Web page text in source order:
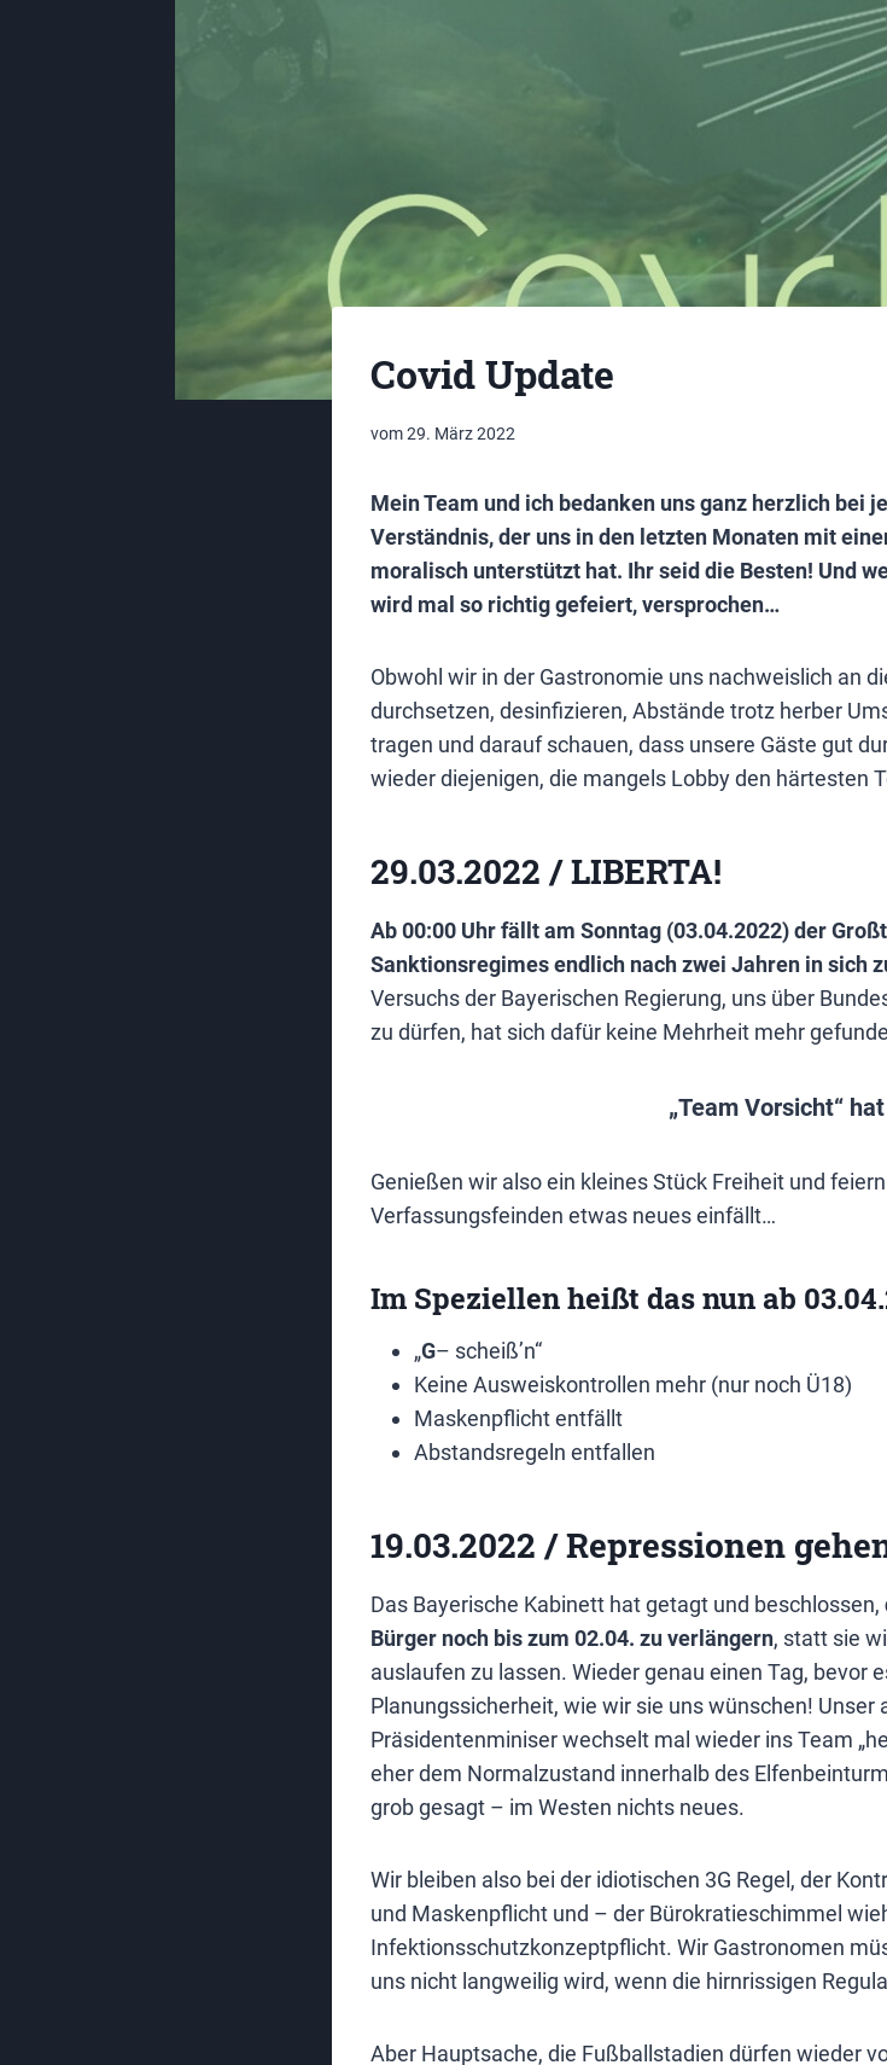
Covid Update
vom29. März 2022
Mein Team und ich bedanken uns ganz herzlich bei
Verständnis, der uns in den letzten Monaten mit
moralisch unterstützt hat. Ihr seid die Besten! Und
wird mal so richtig gefeiert, versprochen…
Obwohl wir in der Gastronomie uns nachweislich an
durchsetzen, desinfizieren, Abstände trotz herber
tragen und darauf schauen, dass unsere Gäste gut
wieder diejenigen, die mangels Lobby den härtesten
29.03.2022 / LIBERTA!
Ab 00:00 Uhr fällt am Sonntag (03.04.2022) der
Sanktionsregimes endlich nach zwei Jahren in sich
Versuchs der Bayerischen Regierung, uns über
zu dürfen, hat sich dafür keine Mehrheit mehr
„Team Vorsicht“
Genießen wir also ein kleines Stück Freiheit und
Verfassungsfeinden etwas neues einfällt…
Im Speziellen heißt das nun ab
„G– scheiß’n“
Keine Ausweiskontrollen mehr (nur noch Ü18)
Maskenpflicht entfällt
Abstandsregeln entfallen
19.03.2022 / Repressionen
Das Bayerische Kabinett hat getagt und beschlossen,
Bürger noch bis zum 02.04. zu verlängern, statt sie
auslaufen zu lassen. Wieder genau einen Tag, bevor
Planungssicherheit, wie wir sie uns wünschen!
Präsidentenminiser wechselt mal wieder ins Team
eher dem Normalzustand innerhalb des
grob gesagt – im Westen nichts neues.
Wir bleiben also bei der idiotischen 3G Regel, der
und Maskenpflicht und – der Bürokratieschimmel
Infektionsschutzkonzeptpflicht. Wir Gastronomen
uns nicht langweilig wird, wenn die hirnrissigen
Aber Hauptsache, die Fußballstadien dürfen wieder